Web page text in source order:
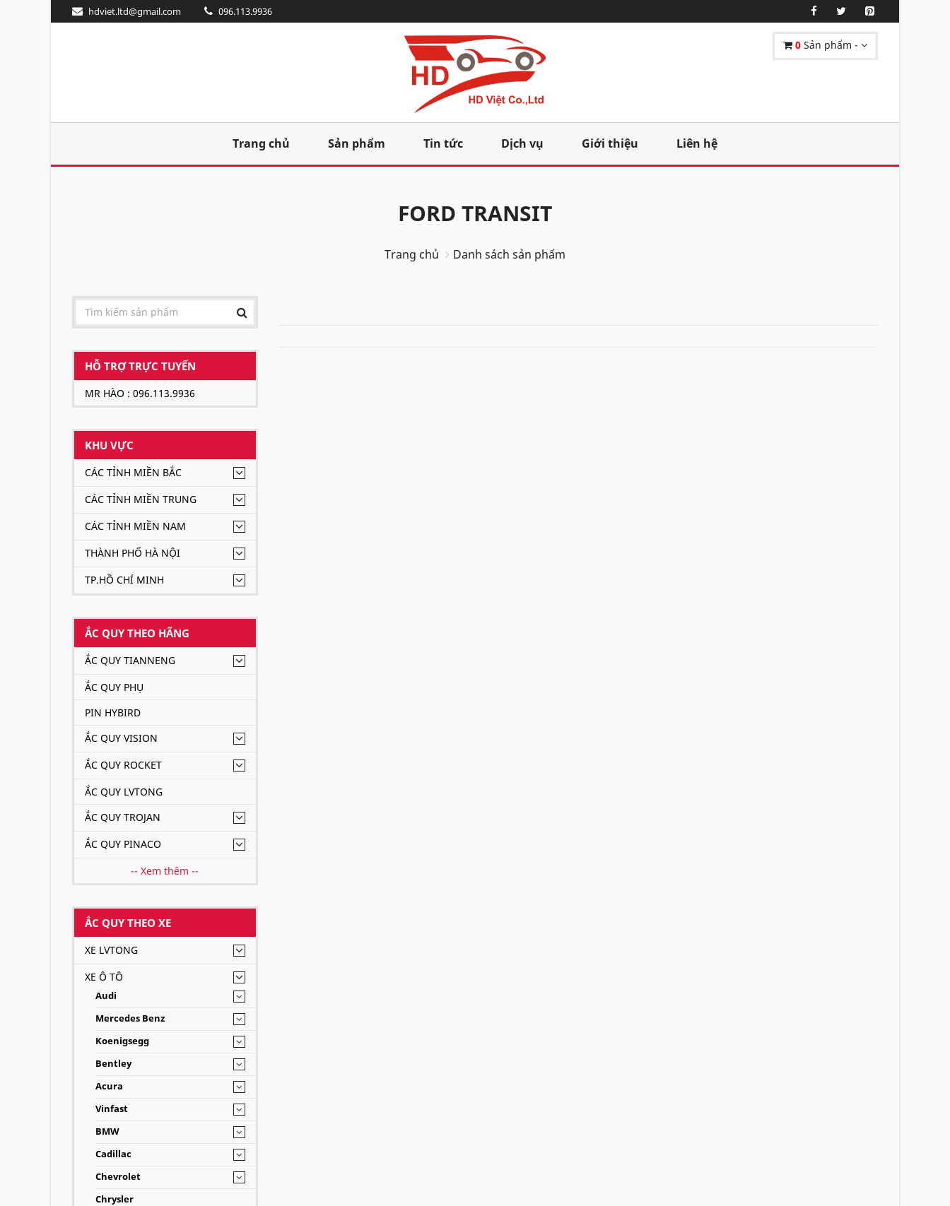
hdviet.ltd@gmail.com 096.113.9936
0 Sản phẩm -
Trang chủ Sản phẩm Tin tức Dịch vụ Giới thiệu Liên hệ
FORD TRANSIT
Trang chủ Danh sách sản phẩm
HỖ TRỢ TRỰC TUYẾN
MR HÀO : 096.113.9936
KHU VỰC
CÁC TỈNH MIỀN BẮC
CÁC TỈNH MIỀN TRUNG
CÁC TỈNH MIỀN NAM
THÀNH PHỐ HÀ NỘI
TP.HỒ CHÍ MINH
ẮC QUY THEO HÃNG
ẮC QUY TIANNENG
ẮC QUY PHỤ
PIN HYBIRD
ẮC QUY VISION
ẮC QUY ROCKET
ẮC QUY LVTONG
ẮC QUY TROJAN
ẮC QUY PINACO
-- Xem thêm --
ẮC QUY THEO XE
XE LVTONG
XE Ô TÔ
Audi
Mercedes Benz
Koenigsegg
Bentley
Acura
Vinfast
BMW
Cadillac
Chevrolet
Chrysler